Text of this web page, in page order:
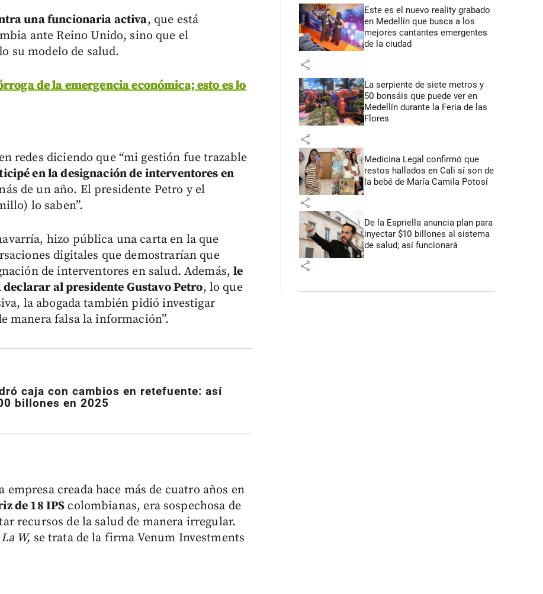
una funcionaria activa, que está
ante Reino Unido, sino que el
su modelo de salud.
de la emergencia económica; esto es lo
redes diciendo que “mi gestión fue trazable
en la designación de interventores en
de un año. El presidente Petro y el
lo saben”.
hizo pública una carta en la que
digitales que demostrarían que
de interventores en salud. Además,le
al presidente Gustavo Petro, lo que
la abogada también pidió investigar
manera falsa la información”.
caja con cambios en retefuente: así
billones en 2025
creada hace más de cuatro años en
de 18 IPS colombianas, era sospechosa de
recursos de la salud de manera irregular.
La W, se trata de la firma Venum Investments
Este es el nuevo reality grabado
en Medellín que busca a los
mejores cantantes emergentes
de la ciudad
share
La serpiente de siete metros y
50 bonsáis que puede ver en
Medellín durante la Feria de las
Flores
share
Medicina Legal confirmó que
restos hallados en Cali sí son de
la bebé de María Camila Potosí
share
De la Espriella anuncia plan para
inyectar $10 billones al sistema
de salud; así funcionará
share